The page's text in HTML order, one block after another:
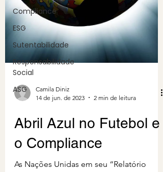
Compliance
ESG
Sutentabilidade
Responsabilidade
Social
ASG
Camila Diniz
Abril Azul no Futebol e
o Compliance